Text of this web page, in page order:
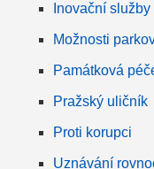
Inovační služby
Možnosti
Památková
Pražský uličník
Proti korupci
Uznávání